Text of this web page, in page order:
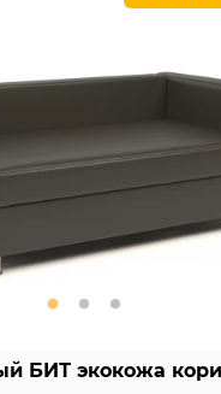
БИТ экокожа